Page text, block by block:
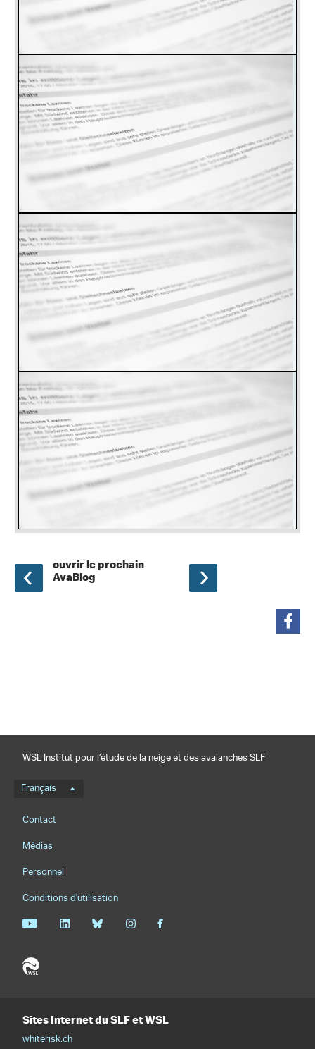
ouvrir le prochain
AvaBlog
WSL Institut pour l’étude de la neige et des avalanches SLF
Menu de langue
Français
Footernavigation
Contact
Médias
Personnel
Conditions d'utilisation
Sites Internet du SLF et WSL
whiterisk.ch